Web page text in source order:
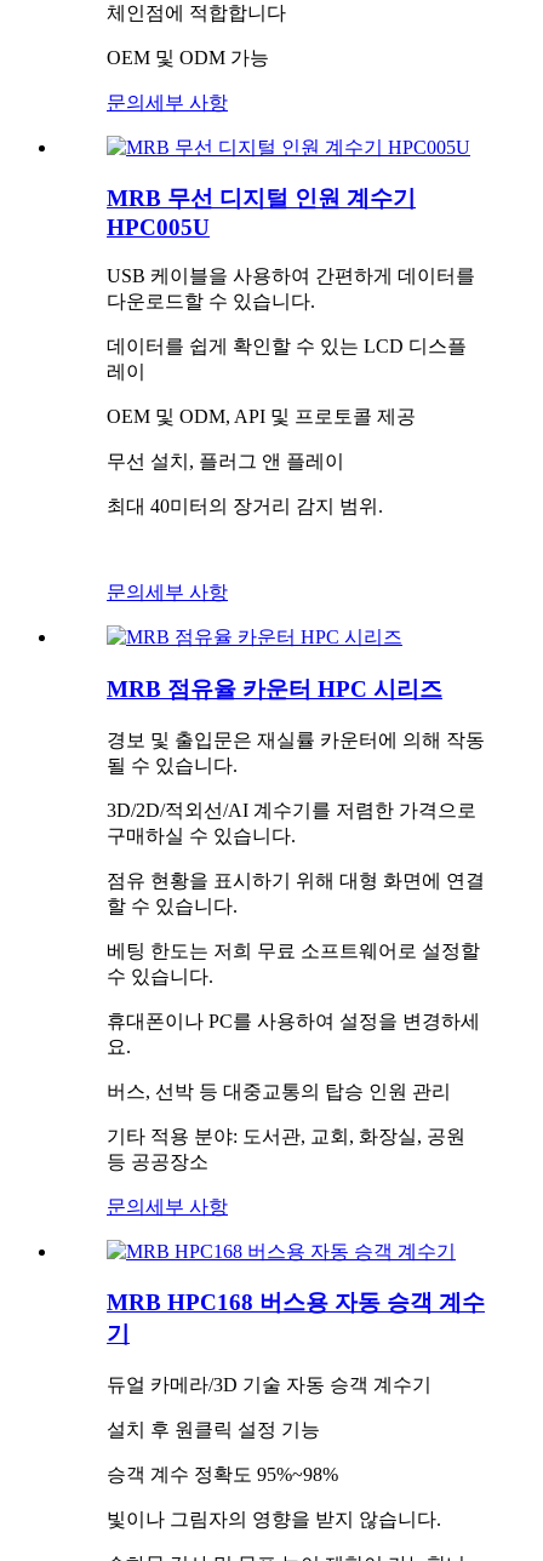
체인점에 적합합니다
OEM 및 ODM 가능
문의 세부 사항
MRB 무선 디지털 인원 계수기
HPC005U
USB 케이블을 사용하여 간편하게 데이터를
다운로드할 수 있습니다.
데이터를 쉽게 확인할 수 있는 LCD 디스플
레이
OEM 및 ODM, API 및 프로토콜 제공
무선 설치, 플러그 앤 플레이
최대 40미터의 장거리 감지 범위.
문의 세부 사항
MRB 점유율 카운터 HPC 시리즈
경보 및 출입문은 재실률 카운터에 의해 작동
될 수 있습니다.
3D/2D/적외선/AI 계수기를 저렴한 가격으로
구매하실 수 있습니다.
점유 현황을 표시하기 위해 대형 화면에 연결
할 수 있습니다.
베팅 한도는 저희 무료 소프트웨어로 설정할
수 있습니다.
휴대폰이나 PC를 사용하여 설정을 변경하세
요.
버스, 선박 등 대중교통의 탑승 인원 관리
기타 적용 분야: 도서관, 교회, 화장실, 공원
등 공공장소
문의 세부 사항
MRB HPC168 버스용 자동 승객 계수
기
듀얼 카메라/3D 기술 자동 승객 계수기
설치 후 원클릭 설정 기능
승객 계수 정확도 95%~98%
빛이나 그림자의 영향을 받지 않습니다.